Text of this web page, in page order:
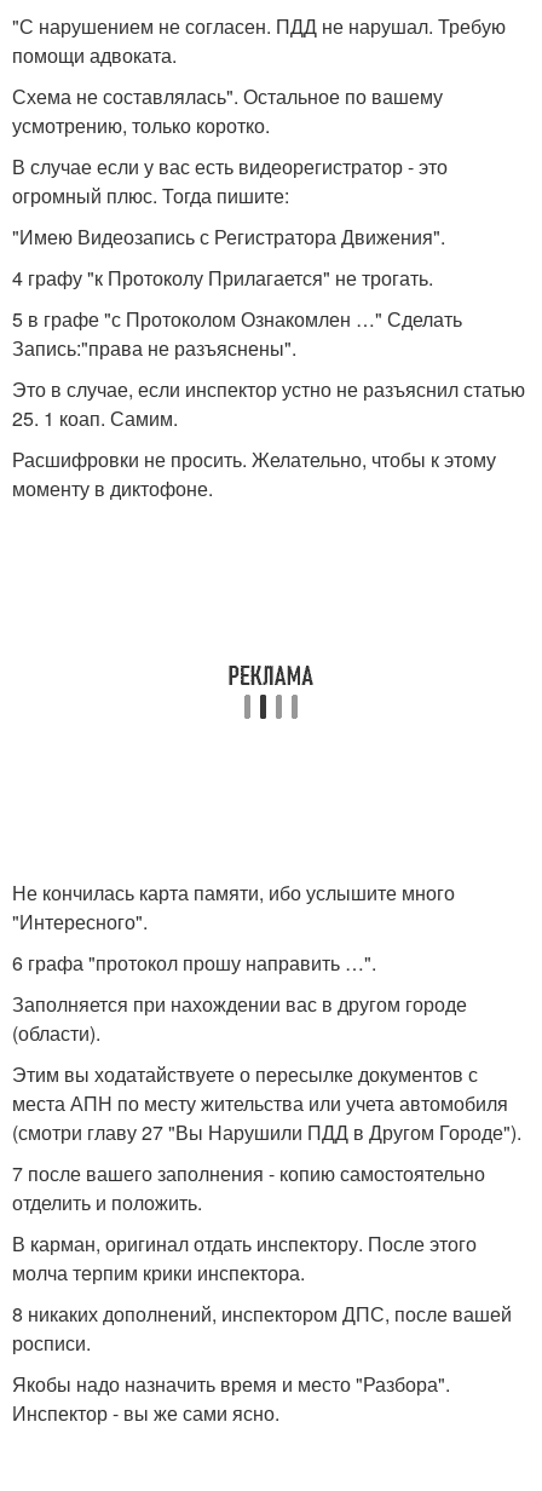
"С нарушением не согласен. ПДД не нарушал. Требую
помощи адвоката.
Схема не составлялась". Остальное по вашему
усмотрению, только коротко.
В случае если у вас есть видеорегистратор - это
огромный плюс. Тогда пишите:
"Имею Видеозапись с Регистратора Движения".
4 графу "к Протоколу Прилагается" не трогать.
5 в графе "с Протоколом Ознакомлен …" Сделать
Запись:"права не разъяснены".
Это в случае, если инспектор устно не разъяснил статью
25. 1 коап. Самим.
Расшифровки не просить. Желательно, чтобы к этому
моменту в диктофоне.
Не кончилась карта памяти, ибо услышите много
"Интересного".
6 графа "протокол прошу направить …".
Заполняется при нахождении вас в другом городе
(области).
Этим вы ходатайствуете о пересылке документов с
места АПН по месту жительства или учета автомобиля
(смотри главу 27 "Вы Нарушили ПДД в Другом Городе").
7 после вашего заполнения - копию самостоятельно
отделить и положить.
В карман, оригинал отдать инспектору. После этого
молча терпим крики инспектора.
8 никаких дополнений, инспектором ДПС, после вашей
росписи.
Якобы надо назначить время и место "Разбора".
Инспектор - вы же сами ясно.